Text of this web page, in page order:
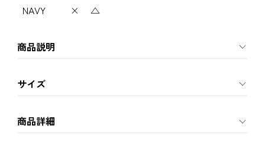
NAVY
× △
商品説明
サイズ
商品詳細